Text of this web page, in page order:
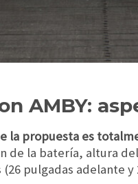
AMBY:
la propuesta es
de la batería, altura
pulgadas adelante